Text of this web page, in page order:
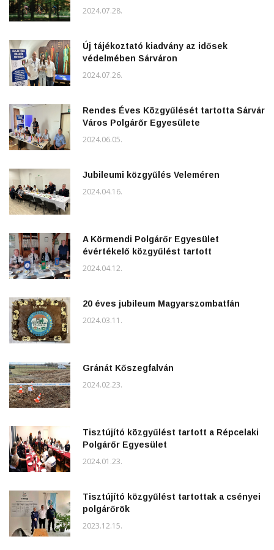
2024.07.28.
Új tájékoztató kiadvány az idősek
védelmében Sárváron
2024.07.26.
Rendes Éves Közgyűlését tartotta Sárvár
Város Polgárőr Egyesülete
2024.06.05.
Jubileumi közgyűlés Veleméren
2024.04.16.
A Körmendi Polgárőr Egyesület
évértékelő közgyűlést tartott
2024.04.12.
20 éves jubileum Magyarszombatfán
2024.03.11.
Gránát Kőszegfalván
2024.02.23.
Tisztújító közgyűlést tartott a Répcelaki
Polgárőr Egyesület
2024.01.23.
Tisztújító közgyűlést tartottak a csényei
polgárőrök
2023.12.15.